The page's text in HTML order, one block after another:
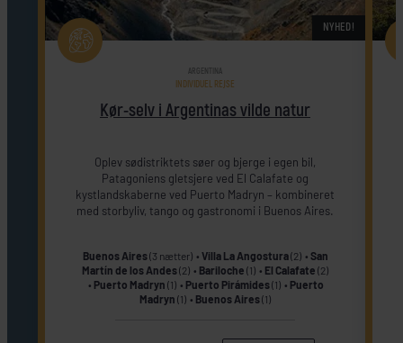
NYHED!
Kør-selv i Argentinas vilde natur
ARGENTINA
INDIVIDUEL REJSE
Oplev sødistriktets søer og bjerge i egen bil,
Patagoniens gletsjere ved El Calafate og
kystlandskaberne ved Puerto Madryn – kombineret
med storbyliv, tango og gastronomi i Buenos Aires.
Buenos Aires(3 nætter) Villa La Angostura(2)
San
Martín de los Andes(2) Bariloche (1) El Calafate (2)
Puerto Madryn (1) Puerto Pirámides(1)
Puerto
Madryn (1) Buenos Aires(1)